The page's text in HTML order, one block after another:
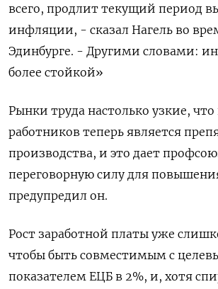
всего, продлит текущий период
инфляции, - сказал Нагель во
Эдинбурге. - Другими словами:
более стойкой»
Рынки труда настолько узкие, что
работников теперь является
производства, и это дает
переговорную силу для
предупредил он.
Рост заработной платы уже
чтобы быть совместимым с
показателем ЕЦБ в 2%, и, хотя